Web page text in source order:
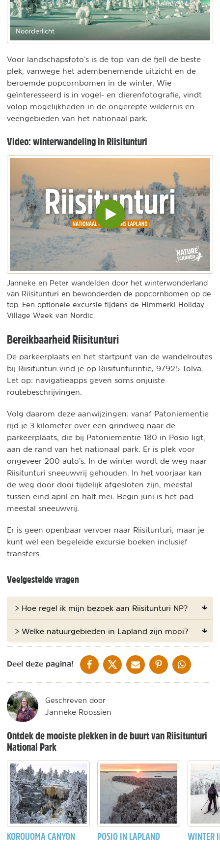
Noorderlicht
Voor landschapsfoto’s is de top van de fjell de beste
plek, vanwege het adembenemende uitzicht en de
beroemde popcornbomen in de winter. Wie
geïnteresseerd is in vogel- en dierenfotografie, vindt
volop mogelijkheden in de ongerepte wildernis en
veengebieden van het nationaal park.
Video: winterwandeling in Riisitunturi
Video
inladen
en
Janneke en Peter wandelden door het winterwonderland
van Riisitunturi en bewonderden de popcornbomen op de
top. Een optionele excursie tijdens de Himmerki Holiday
Village Week van Nordic.
Bereikbaarheid Riisitunturi
De parkeerplaats en het startpunt van de wandelroutes
bij Riisitunturi vind je op Riisitunturintie, 97925 Tolva.
Let op: navigatieapps geven soms onjuiste
routebeschrijvingen.
Volg daarom deze aanwijzingen: vanaf Patoniementie
rijd je 3 kilometer over een grindweg naar de
parkeerplaats, die bij Patoniementie 180 in Posio ligt,
aan de rand van het nationaal park. Er is plek voor
ongeveer 200 auto’s. In de winter wordt de weg naar
Riisitunturi sneeuwvrij gehouden. In het voorjaar kan
de weg door dooi tijdelijk afgesloten zijn, meestal
tussen eind april en half mei. Begin juni is het pad
meestal sneeuwvrij.
Er is geen openbaar vervoer naar Riisitunturi, maar je
kunt wel een begeleide excursie boeken inclusief
transfers.
Veelgestelde vragen
> Hoe regel ik mijn bezoek aan Riisitunturi NP?
> Welke natuurgebieden in Lapland zijn mooi?
Deel deze pagina! DELEN OP FACEBOOK
DELEN OP XDELEN VIA DE MAIL
DELEN OP PINTEREST
DELEN OP
Geschreven door
Janneke Roossien
Ontdek de mooiste plekken in de buurt van Riisitunturi
National Park
KOROUOMA CANYON POSIO IN LAPLAND WINTER